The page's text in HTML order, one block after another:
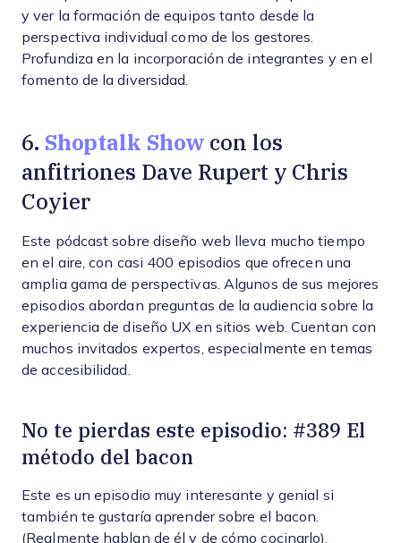
y ver la formación de equipos tanto desde la
perspectiva individual como de los gestores.
Profundiza en la incorporación de integrantes y en el
fomento de la diversidad.
6. Shoptalk Show con los
anfitriones Dave Rupert y Chris
Coyier
Este pódcast sobre diseño web lleva mucho tiempo
en el aire, con casi 400 episodios que ofrecen una
amplia gama de perspectivas. Algunos de sus mejores
episodios abordan preguntas de la audiencia sobre la
experiencia de diseño UX en sitios web. Cuentan con
muchos invitados expertos, especialmente en temas
de accesibilidad.
No te pierdas este episodio: #389 El
método del bacon
Este es un episodio muy interesante y genial si
también te gustaría aprender sobre el bacon.
(Realmente hablan de él y de cómo cocinarlo).